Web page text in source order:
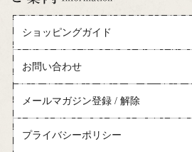
ショッピングガイド
お問い合わせ
メールマガジン登録 / 解除
プライバシーポリシー